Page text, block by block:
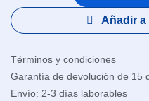
Añadir a
Términos y condiciones
Garantía de devolución de 15
Envío: 2-3 días laborables